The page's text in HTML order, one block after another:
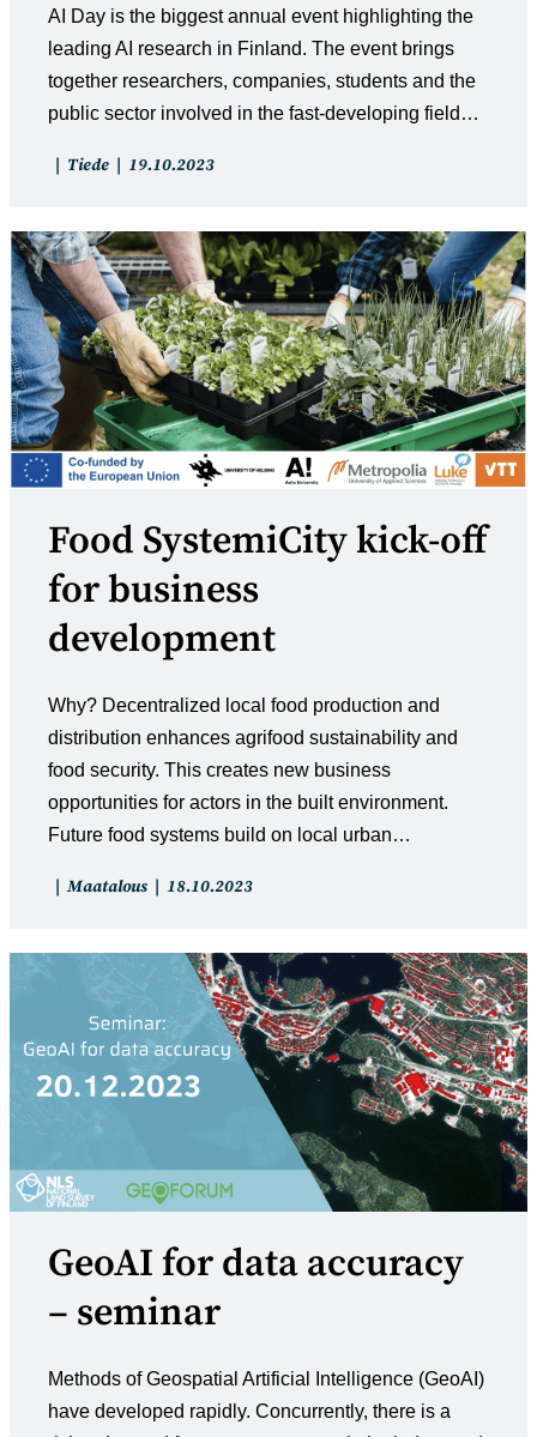
AI Day is the biggest annual event highlighting the
leading AI research in Finland. The event brings
together researchers, companies, students and the
public sector involved in the fast-developing field…
Artikkelin
Tiede
Artikkeli
19.10.2023
Food SystemiCity kick-off
for business
development
Why? Decentralized local food production and
distribution enhances agrifood sustainability and
food security. ​This creates new business
opportunities for actors in the built environment. ​
Future food systems build on local urban…
Artikkelin
Maatalous
Artikkeli
18.10.2023
GeoAI for data accuracy
– seminar
Methods of Geospatial Artificial Intelligence (GeoAI)
have developed rapidly. Concurrently, there is a